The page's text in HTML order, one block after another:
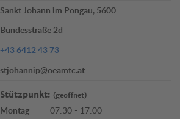
Sankt Johann im Pongau, 5600
Bundesstraße 2d
+43 6412 43 73
stjohannip@oeamtc.at
Stützpunkt: (geöffnet)
Montag
07:30 - 17:00